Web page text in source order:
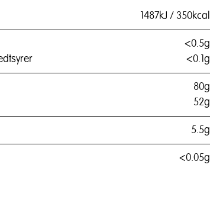
1487kJ / 350kcal
<0.5g
<0.1g
80g
52g
5.5g
<0.05g